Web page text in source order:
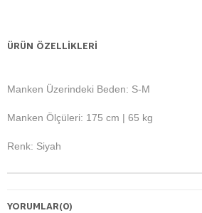
ÜRÜN ÖZELLIKLERI
Manken Üzerindeki Beden: S-M
Manken Ölçüleri: 175 cm | 65 kg
Renk: Siyah
YORUMLAR(0)